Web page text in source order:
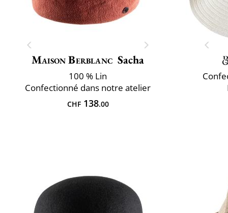
Maison Berblanc Sacha
100 % Lin
Confectionné dans notre atelier
CHF138.00